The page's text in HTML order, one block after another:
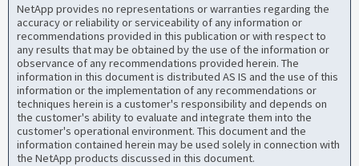
NetApp provides no representations or warranties regarding the
accuracy or reliability or serviceability of any information or
recommendations provided in this publication or with respect to
any results that may be obtained by the use of the information or
observance of any recommendations provided herein. The
information in this document is distributed AS IS and the use of this
information or the implementation of any recommendations or
techniques herein is a customer's responsibility and depends on
the customer's ability to evaluate and integrate them into the
customer's operational environment. This document and the
information contained herein may be used solely in connection with
the NetApp products discussed in this document.